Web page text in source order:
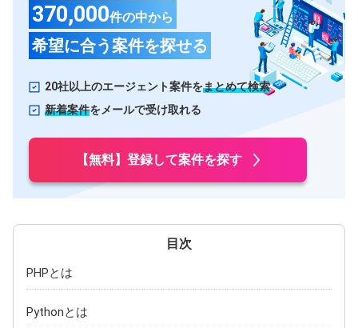
370,000件の中から
希望に合う案件を探せる
20社以上のエージェント案件をまとめて検索
新着案件をメールで受け取れる
【無料】登録して案件を探す
PHPとは
Pythonとは
東海
愛知県
関西
大阪府
滋賀県
奈良県 和歌山県
岡山県
愛媛県